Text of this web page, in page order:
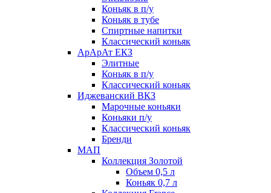
Коньяк в п/у
Коньяк в тубе
Спиртные напитки
Классический коньяк
АрАрАт ЕКЗ
Элитные
Коньяк в п/у
Классический коньяк
Иджеванский ВКЗ
Марочные коньяки
Коньяки п/у
Классический коньяк
Бренди
МАП
Коллекция Золотой
Объем 0,5 л
Коньяк 0,7 л